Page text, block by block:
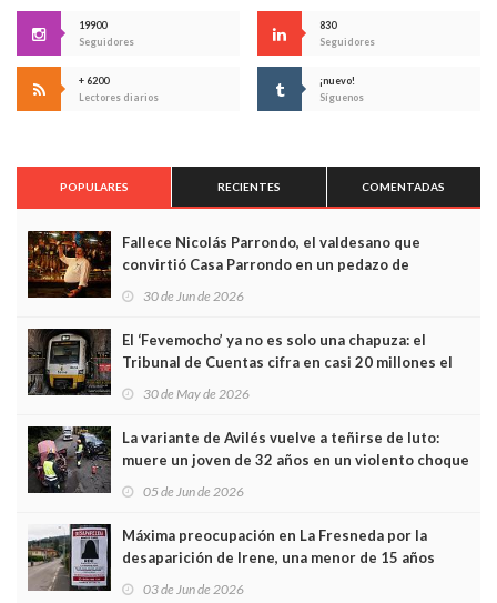
19900
Seguidores
830
Seguidores
+ 6200
Lectores diarios
¡nuevo!
Síguenos
POPULARES RECIENTES COMENTADAS
Fallece Nicolás Parrondo, el valdesano que
convirtió Casa Parrondo en un pedazo de
Asturias en Madrid
30 de Jun de 2026
El ‘Fevemocho’ ya no es solo una chapuza: el
Tribunal de Cuentas cifra en casi 20 millones el
sobrecoste de los trenes que no cabían por los
30 de May de 2026
La variante de Avilés vuelve a teñirse de luto:
muere un joven de 32 años en un violento choque
frontal
05 de Jun de 2026
Máxima preocupación en La Fresneda por la
desaparición de Irene, una menor de 15 años
03 de Jun de 2026